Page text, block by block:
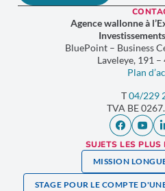
Agence wallonne à
BluePoint – Business
Laveleye, 191 –
Plan
T04/229
TVA BE
SUJETS LES PLUS
MISSION
STAGE POUR LE COMPTE